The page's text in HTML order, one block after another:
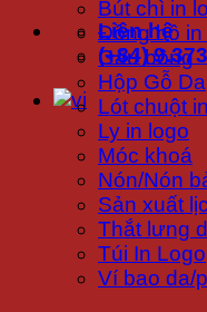
Liên hệ
(+84)
Bút chì in
Đồng hồ in
Gấu bông
Hộp Gỗ Da
Lót chuột
Ly in logo
Móc khoá
Nón/Nón
Sản xuất
Thắt lưng
Túi In Logo
Ví bao da/